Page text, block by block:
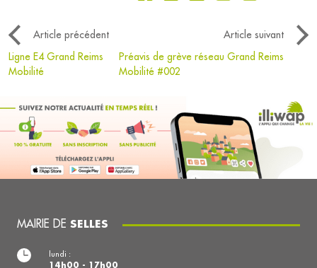
Article précédent
Article suivant
Ligne E4 Grand Reims
Mobilité
Préavis de grève réseau Grand Reims
Mobilité #002
MAIRIE DE SELLES
lundi :
14h00 - 17h00